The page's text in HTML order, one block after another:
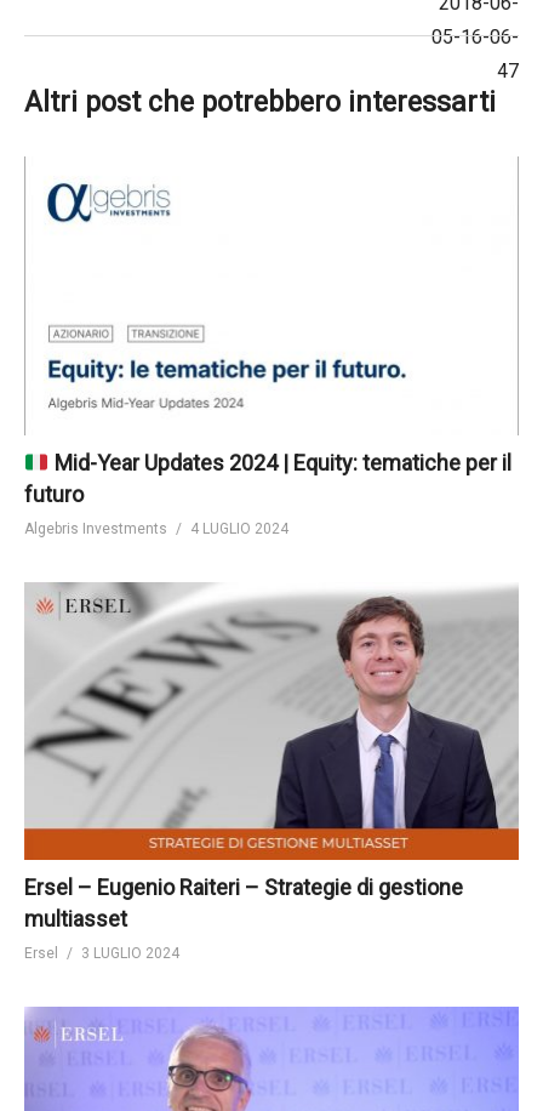
Altri post che potrebbero interessarti
Mid-Year Updates 2024 | Equity: tematiche per il
futuro
Algebris Investments 4 LUGLIO 2024
Ersel – Eugenio Raiteri – Strategie di gestione
multiasset
Ersel 3 LUGLIO 2024